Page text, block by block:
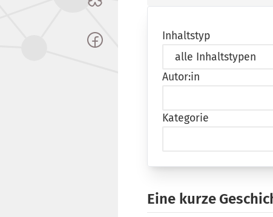
Inhaltstyp
Autor:in
Kategorie
Eine kurze